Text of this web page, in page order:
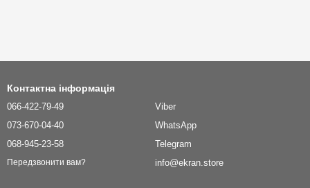
Контактна інформація
066-422-79-49
073-670-04-40
068-945-23-58
Передзвонити вам?
Viber
WhatsApp
Telegram
info@ekran.store